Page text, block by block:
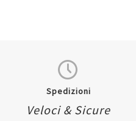
Spedizioni
Veloci & Sicure